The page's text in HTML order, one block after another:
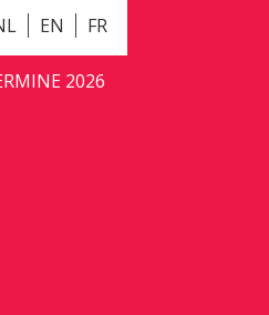
EN FR
2026